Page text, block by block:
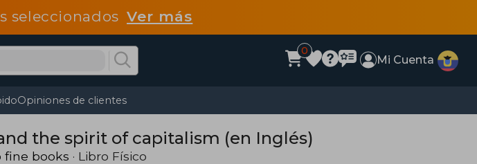
seleccionadosVer más
0
Mi Cuenta
Opiniones de clientes
the spirit of capitalism (en Inglés)
fine books · Libro Físico